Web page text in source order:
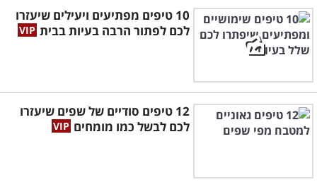
10 טיפים מפתיעים ויעילים שיעזרו
לכם לפתור הרבה בעיות בבית
12 טיפים סודיים של שפים שיעזרו
לכם לבשל כמו מומחים